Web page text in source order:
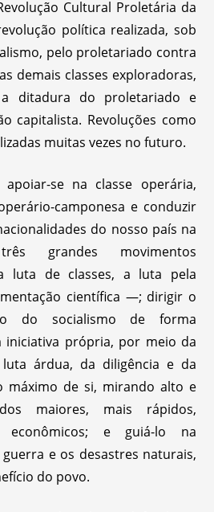
Cultural Proletária da
política realizada, sob
pelo proletariado contra
demais classes exploradoras,
ditadura do proletariado e
capitalista. Revoluções como
muitas vezes no futuro.
se na classe operária,
camponesa e conduzir
do nosso país na
grandes movimentos
luta de classes, a luta pela
científica —; dirigir o
do socialismo de forma
iniciativa própria, por meio da
luta árdua, da diligência e da
máximo de si, mirando alto e
maiores, mais rápidos,
e guiá-lo na
e os desastres naturais,
do povo.